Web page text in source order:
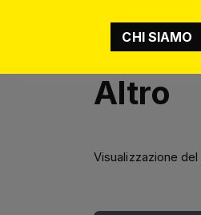
CHI SIAMO
Altro
Visualizzazione